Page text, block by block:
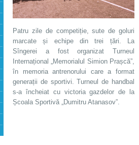
Patru zile de competiție, sute de goluri
marcate și echipe din trei țări. La
Sîngerei a fost organizat Turneul
Internațional „Memorialul Simion Prașcă”,
în memoria antrenorului care a format
generații de sportivi. Turneul de handbal
s-a încheiat cu victoria gazdelor de la
Școala Sportivă „Dumitru Atanasov”.